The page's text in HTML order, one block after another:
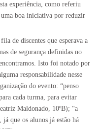
experiência, como referiu
uma boa iniciativa por reduzir
de discentes que esperava a
de segurança definidas no
Isto foi notado por
responsabilidade nesse
do evento: “penso
cada turma, para evitar
Maldonado, 10ºB); “a
já que os alunos já estão há